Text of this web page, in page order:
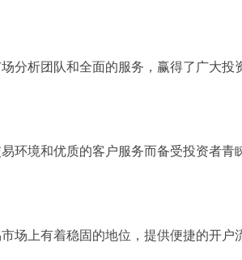
分析团队和全面的服务，赢得了广大投
环境和优质的客户服务而备受投资者青
场上有着稳固的地位，提供便捷的开